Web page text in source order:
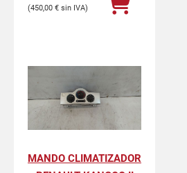
450,00 €
MANDO CLIMATIZADOR